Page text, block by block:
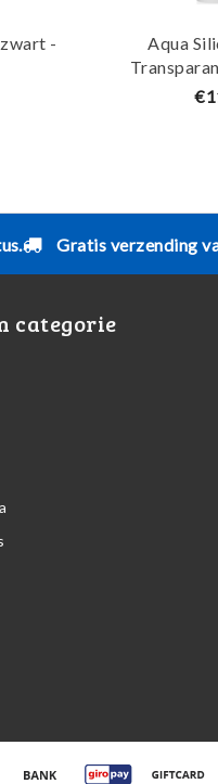
-
Aqua
Gratis verzending
categorie